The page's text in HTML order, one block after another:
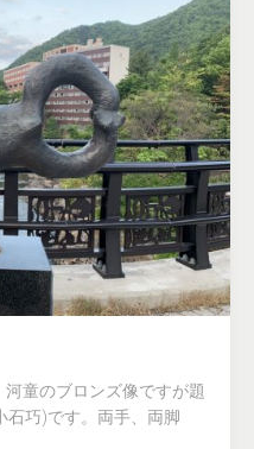
童のブロンズ像ですが題
石巧)です。両手、両脚